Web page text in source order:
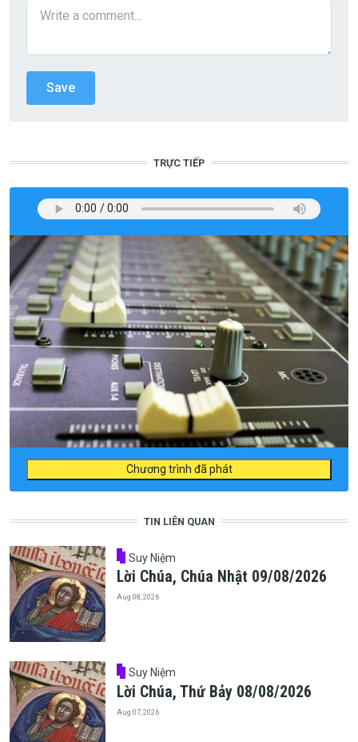
TRỰC TIẾP
Chương trình đã phát
TIN LIÊN QUAN
Suy Niệm
Lời Chúa, Chúa Nhật 09/08/2026
Aug 08, 2026
Suy Niệm
Lời Chúa, Thứ Bảy 08/08/2026
Aug 07, 2026